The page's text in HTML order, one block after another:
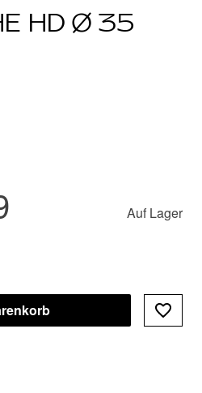
HD Ø 35
Auf Lager